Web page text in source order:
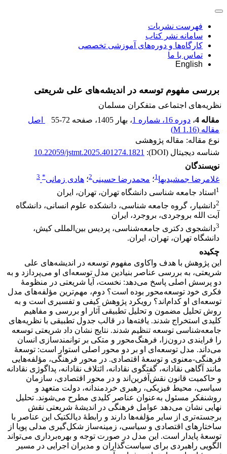
فهرست نشریات
سامانه نشر کتاب
کارگاه‌ها و دوره‌های آموزشی تخصصی
تماس با ما
English
بررسی مفهوم توسعه در اندیشه‌های علی شریعتی
نظریه‌های اجتماعی متفکران مسلمان
مقاله 4
، دوره 16، شماره 1 ، بهار 1405 ، صفحه 55-72
اصل
مقاله (1.16 M
)
نوع مقاله: مقاله پژوهشی
شناسه دیجیتال (DOI):
10.22059/jstmt.2025.401274.1821
نویسندگان
غلامرضا جمشیدیها1؛ محمدرضا حسینی2؛ هادی زمانی*
3
1 استاد جامعه شناسی دانشگاه تهران، تهران، ایران
2دانشیار، گروه جامعه شناسی، دانشکده علوم انسانی، دانشگاه
آیت الله بروجردی، بروجرد، ایران
3دانشجوی دکتری جامعه‌شناسی، پردیس بین‌المللی کیش،
دانشگاه تهران، تهران، ایران.
چکیده
این پژوهش با هدف واکاوی مفهوم توسعه در اندیشه‌های علی
شریعتی، به بررسی عناصر بنیادین مدل توسعه‌ای او می‌پردازد و به
دو پرسش اصلی پاسخ می‌دهد: نخست، آیا شریعتی در منظومۀ
فکری خود توسعه‌محور بوده است؟ دوم، مهم‌ترین مؤلفه‌های مدل
توسعه‌ای او کدام‌اند؟ رویکرد پژوهش کیفی و تفسیری است و به
روش تحلیل مضمون و تحلیل تطبیقی آثار او بررسی و مفاهیم
کلیدی استخراج شدند. یافته‌ها در قالب جدول تطبیقی با نظریه‌های
جامعه‌شناسی توسعه تنظیم شدند. نتایج نشان داد شریعتی توسعه
را فرایندی درون‌زا، فرهنگ‌محور و متکی بر توانمندسازی انسان
می‌داند. مدل توسعه‌ای او بر دو محور اصلی استوار است: توسعۀ
فرهنگی-معنوی و توسعۀ اقتصادی. در محور فرهنگی، مؤلفه‌هایی
مانند آگاهی نقادانه، گفتگوی نقادانه، ائتلاف نقادانه، پداگوژی نقادانه
و حاکمیت قانون نقش‌آفرین‌اند و در محور اقتصادی، سازمان
سیاسی، محیط فیزیکی، رهبری خردمندانه، دولت متعهد و
روشنفکر مسئول به‌عنوان عناصر کلیدی مطرح می‌شوند. تحلیل
نهایی نشان می‌دهد عوامل فرهنگی در اندیشۀ شریعتی نقش
برجسته‌تری از سایر مؤلفه‌ها دارند و رابطۀ دیالکتیک این عناصر با
ساختارهای اقتصادی و سیاسی، زمینه‌ساز شکل‌گیری مدلی پویا از
توسعۀ پایدار است. این مدل در صورت توجه و بهره‌برداری می‌تواند
الگویی راهبردی برای سیاست‌گذاران و مدیران اجرایی در مسیر